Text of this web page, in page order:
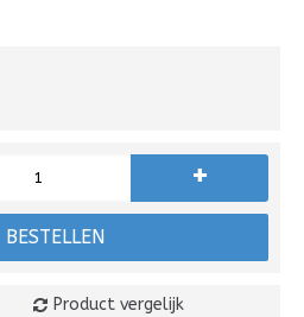
+
BESTELLEN
Product vergelijk